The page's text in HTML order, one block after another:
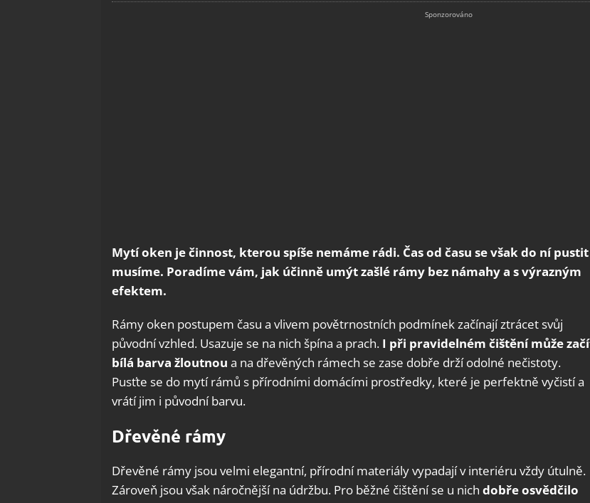
Mytí oken je činnost, kterou spíše nemáme rádi. Čas od času se však do ní pustit
musíme. Poradíme vám, jak účinně umýt zašlé rámy bez námahy a s výrazným
efektem.
Rámy oken postupem času a vlivem povětrnostních podmínek začínají ztrácet svůj
původní vzhled. Usazuje se na nich špína a prach. I při pravidelném čištění může
bílá barva žloutnou a na dřevěných rámech se zase dobře drží odolné nečistoty.
Pusťte se do mytí rámů s přírodními domácími prostředky, které je perfektně vyčistí a
vrátí jim i původní barvu.
Dřevěné rámy
Dřevěné rámy jsou velmi elegantní, přírodní materiály vypadají v interiéru vždy útulně.
Zároveň jsou však náročnější na údržbu. Pro běžné čištění se u nich dobře osvědčilo